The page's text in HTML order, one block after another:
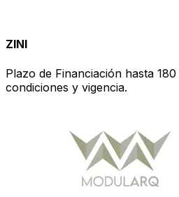
ZINI
Plazo de Financiación hasta
condiciones y vigencia.